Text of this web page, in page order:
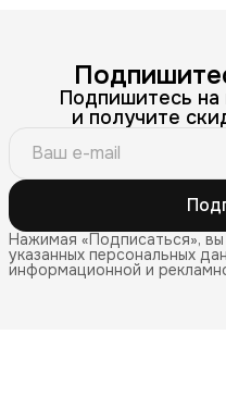
Подпишитесь на
и получите
Нажимая «Подписаться»,
указанных персональных
информационной и